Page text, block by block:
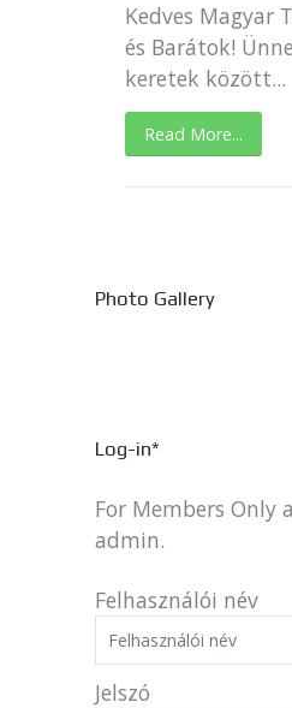
Kedves Magyar
és Barátok!
keretek között...
Read More...
Photo Gallery
Log-in*
For Members Only
admin.
Felhasználói név
Jelszó